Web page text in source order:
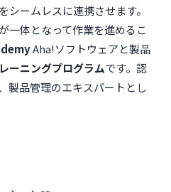
シームレスに連携させます。
一体となって作業を進めるこ
Aha!ソフトウェアと製品
ーニングプログラムです。認
製品管理のエキスパートとし